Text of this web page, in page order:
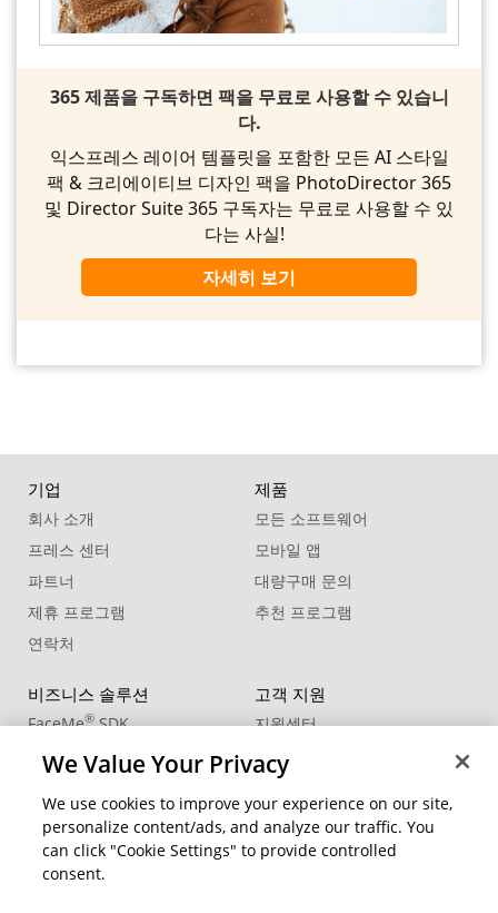
365 제품을 구독하면 팩을 무료로 사용할 수 있습니
다.
익스프레스 레이어 템플릿을 포함한 모든 AI 스타일
팩 & 크리에이티브 디자인 팩을 PhotoDirector 365
및 Director Suite 365 구독자는 무료로 사용할 수 있
다는 사실!
자세히 보기
기업
회사 소개
프레스 센터
파트너
제휴 프로그램
연락처
제품
모든 소프트웨어
모바일 앱
대량구매 문의
추천 프로그램
비즈니스 솔루션
FaceMe®SDK
고객 지원
지원센터
학습 센터
커뮤니티
지역 변경
We Value Your Privacy
We use cookies to improve your experience on our site,
personalize content/ads, and analyze our traffic. You
can click "Cookie Settings" to provide controlled
consent.